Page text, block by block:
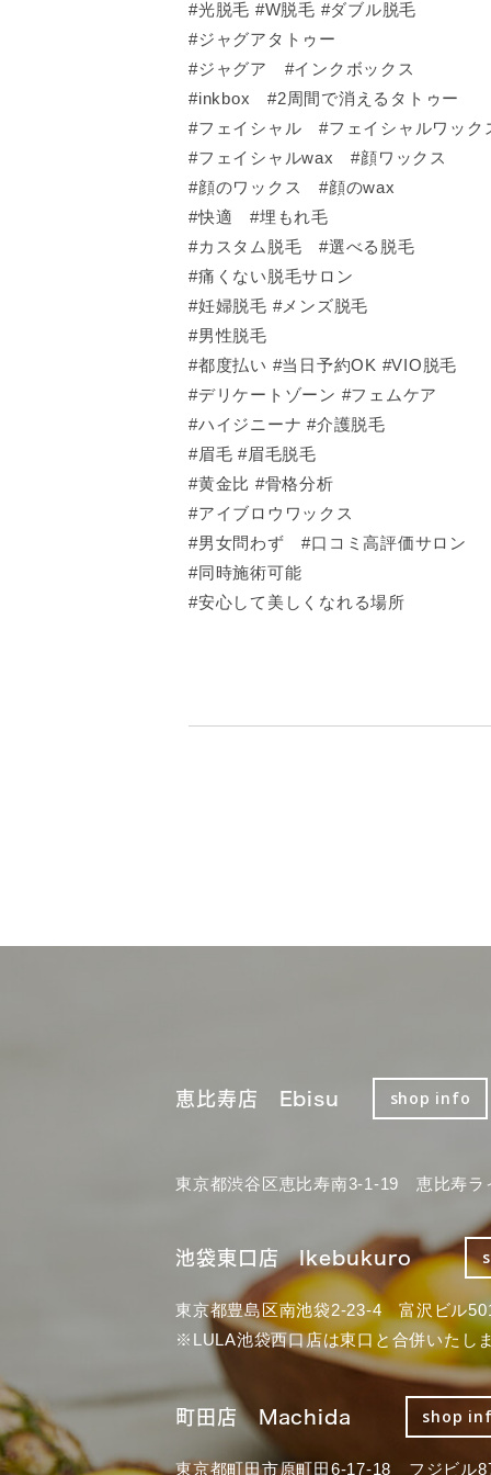
#光脱毛 #W脱毛 #ダブル脱毛
#ジャグアタトゥー
#ジャグア #インクボックス
#inkbox #2周間で消えるタトゥー
#フェイシャル #フェイシャルワック
#フェイシャルwax #顔ワックス
#顔のワックス #顔のwax
#快適 #埋もれ毛
#カスタム脱毛 #選べる脱毛
#痛くない脱毛サロン
#妊婦脱毛 #メンズ脱毛
#男性脱毛
#都度払い #当日予約OK #VIO脱毛
#デリケートゾーン #フェムケア
#ハイジニーナ #介護脱毛
#眉毛 #眉毛脱毛
#黄金比 #骨格分析
#アイブロウワックス
#男女問わず #口コミ高評価サロン
#同時施術可能
#安心して美しくなれる場所
恵比寿店 Ebisu shop info
東京都渋谷区恵比寿南3-1-19 恵比寿ラ
池袋東口店 Ikebukuro
東京都豊島区南池袋2-23-4 富沢ビル
※LULA池袋西口店は東口と合併いたし
町田店 Machida shop
東京都町田市原町田6-17-18 フジビル